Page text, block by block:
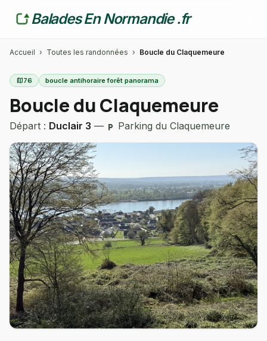
Balades En Normandie .fr
Accueil › Toutes les randonnées › Boucle du Claquemeure
map76 boucle antihoraire forêt panorama
Boucle du Claquemeure
Départ : Duclair 3 — local_parking Parking du Claquemeure